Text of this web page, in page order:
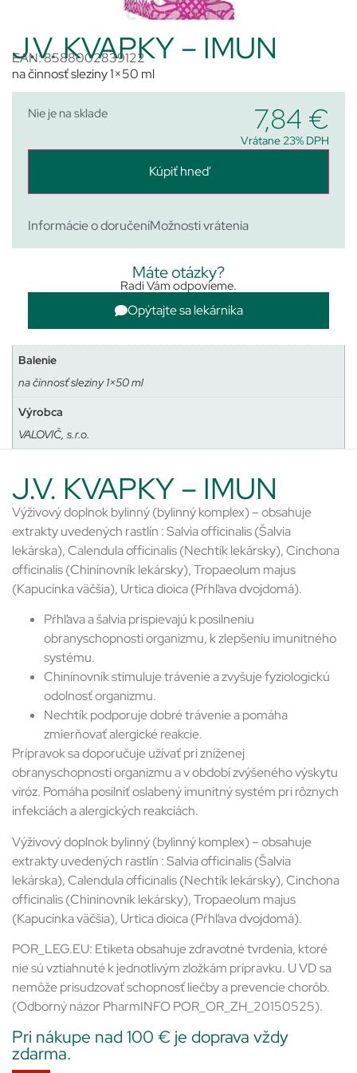
J.V. KVAPKY – IMUN
EAN: 8588002839122
na činnosť sleziny 1×50 ml
Nie je na sklade 7,84 €
Vrátane 23% DPH
Kúpiť hneď
Informácie o doručeníMožnosti vrátenia
Máte otázky?
Radi Vám odpovieme.
Opýtajte sa lekárnika
Balenie
na činnosť sleziny 1×50 ml
Výrobca
VALOVIČ, s.r.o.
J.V. KVAPKY – IMUN
Výživový doplnok bylinný (bylinný komplex) – obsahuje
extrakty uvedených rastlín : Salvia officinalis (Šalvia
lekárska), Calendula officinalis (Nechtík lekársky), Cinchona
officinalis (Chinínovník lekársky), Tropaeolum majus
(Kapucínka väčšia), Urtica dioica (Pŕhľava dvojdomá).
Pŕhľava a šalvia prispievajú k posilneniu
obranyschopnosti organizmu, k zlepšeniu imunitného
systému.
Chinínovník stimuluje trávenie a zvyšuje fyziologickú
odolnosť organizmu.
Nechtík podporuje dobré trávenie a pomáha
zmierňovať alergické reakcie.
Prípravok sa doporučuje užívať pri zníženej
obranyschopnosti organizmu a v období zvýšeného výskytu
viróz. Pomáha posilniť oslabený imunitný systém pri rôznych
infekciách a alergických reakciách.
Výživový doplnok bylinný (bylinný komplex) – obsahuje
extrakty uvedených rastlín : Salvia officinalis (Šalvia
lekárska), Calendula officinalis (Nechtík lekársky), Cinchona
officinalis (Chinínovník lekársky), Tropaeolum majus
(Kapucínka väčšia), Urtica dioica (Pŕhľava dvojdomá).
POR_LEG.EU: Etiketa obsahuje zdravotné tvrdenia, ktoré
nie sú vztiahnuté k jednotlivým zložkám prípravku. U VD sa
nemôže prisudzovať schopnosť liečby a prevencie chorôb.
(Odborný názor PharmINFO POR_OR_ZH_20150525).
Pri nákupe nad 100 € je doprava vždy
zdarma.